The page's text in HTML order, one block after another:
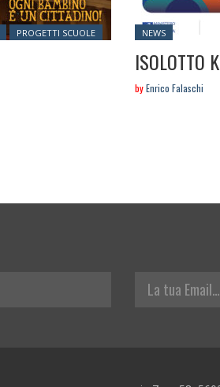
PROGETTI SCUOLE
Posted
NEWS
ISOLOTTO
byEnrico Falaschi
La tua Email